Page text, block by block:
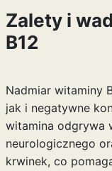
Zalety i
B12
Nadmiar witaminy
jak i negatywne
witamina odgrywa
neurologicznego
krwinek, co